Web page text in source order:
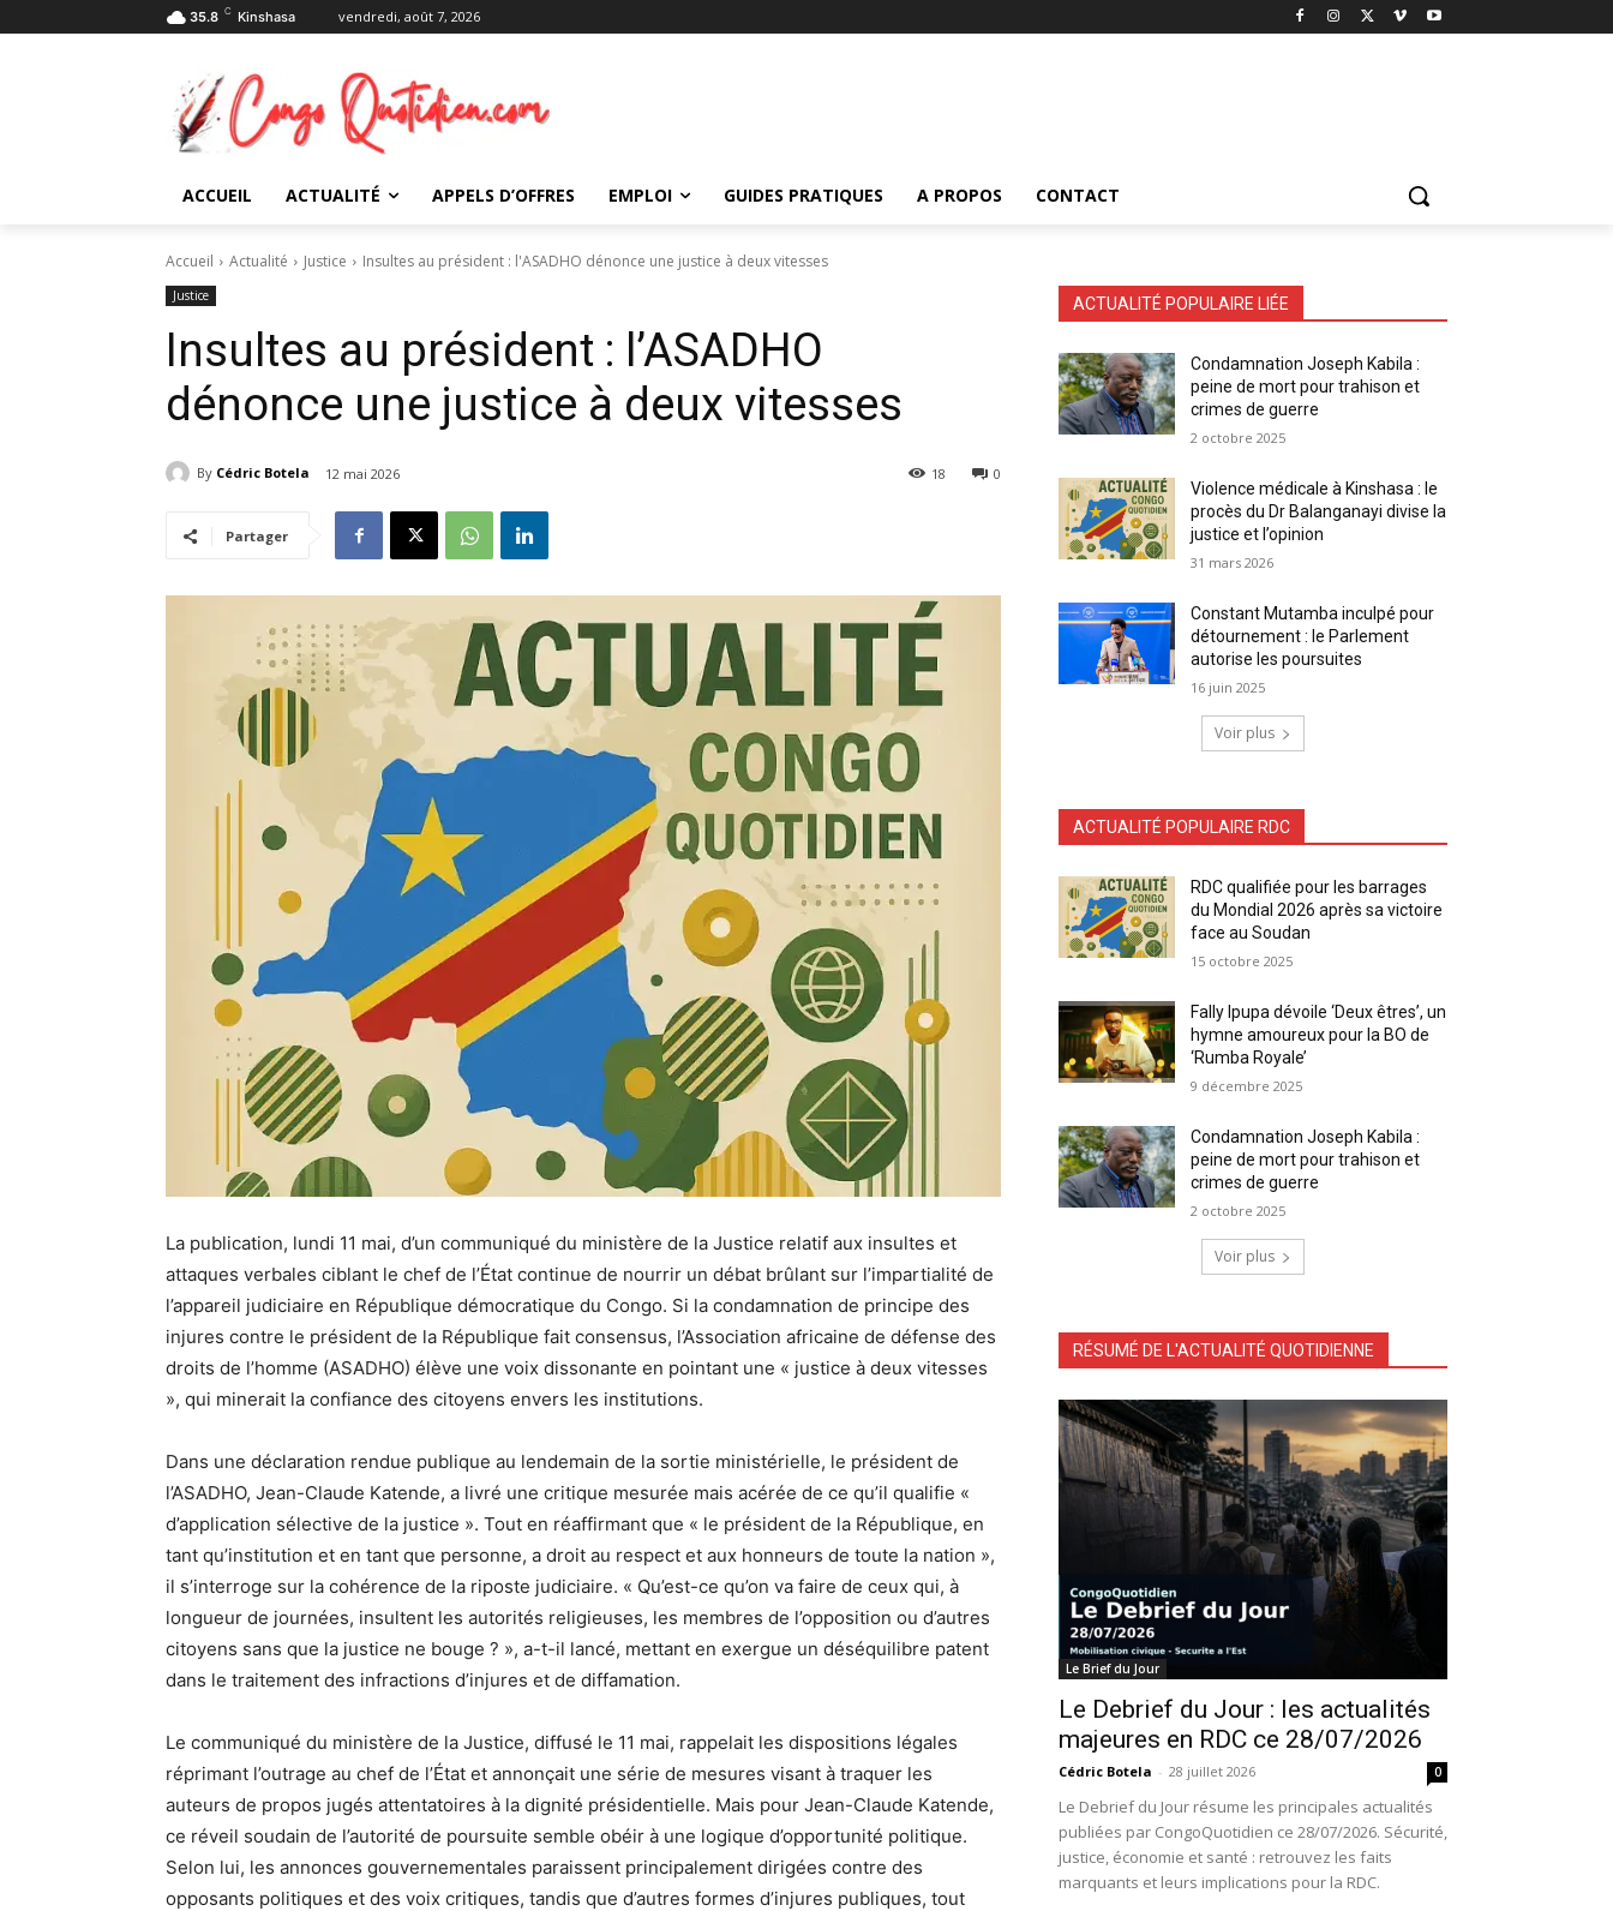
35.8 C Kinshasa vendredi, août 7, 2026
ACCUEIL ACTUALITÉ APPELS D’OFFRES EMPLOI GUIDES PRATIQUES A PROPOS CONTACT
Accueil Actualité Justice Insultes au président : l'ASADHO dénonce une justice à deux vitesses
Justice
Insultes au président : l’ASADHO
dénonce une justice à deux vitesses
By Cédric Botela 12 mai 2026 0
18
Partager
La publication, lundi 11 mai, d’un communiqué du ministère de la Justice relatif aux insultes et
attaques verbales ciblant le chef de l’État continue de nourrir un débat brûlant sur l’impartialité de
l’appareil judiciaire en République démocratique du Congo. Si la condamnation de principe des
injures contre le président de la République fait consensus, l’Association africaine de défense des
droits de l’homme (ASADHO) élève une voix dissonante en pointant une « justice à deux vitesses
», qui minerait la confiance des citoyens envers les institutions.
Dans une déclaration rendue publique au lendemain de la sortie ministérielle, le président de
l’ASADHO, Jean-Claude Katende, a livré une critique mesurée mais acérée de ce qu’il qualifie «
d’application sélective de la justice ». Tout en réaffirmant que « le président de la République, en
tant qu’institution et en tant que personne, a droit au respect et aux honneurs de toute la nation »,
il s’interroge sur la cohérence de la riposte judiciaire. « Qu’est-ce qu’on va faire de ceux qui, à
longueur de journées, insultent les autorités religieuses, les membres de l’opposition ou d’autres
citoyens sans que la justice ne bouge ? », a-t-il lancé, mettant en exergue un déséquilibre patent
dans le traitement des infractions d’injures et de diffamation.
Le communiqué du ministère de la Justice, diffusé le 11 mai, rappelait les dispositions légales
réprimant l’outrage au chef de l’État et annonçait une série de mesures visant à traquer les
auteurs de propos jugés attentatoires à la dignité présidentielle. Mais pour Jean-Claude Katende,
ce réveil soudain de l’autorité de poursuite semble obéir à une logique d’opportunité politique.
Selon lui, les annonces gouvernementales paraissent principalement dirigées contre des
opposants politiques et des voix critiques, tandis que d’autres formes d’injures publiques, tout
ACTUALITÉ POPULAIRE LIÉE
Condamnation Joseph Kabila :
peine de mort pour trahison et
crimes de guerre
2 octobre 2025
Violence médicale à Kinshasa : le
procès du Dr Balanganayi divise la
justice et l’opinion
31 mars 2026
Constant Mutamba inculpé pour
détournement : le Parlement
autorise les poursuites
16 juin 2025
Voir plus
ACTUALITÉ POPULAIRE RDC
RDC qualifiée pour les barrages
du Mondial 2026 après sa victoire
face au Soudan
15 octobre 2025
Fally Ipupa dévoile ‘Deux êtres’, un
hymne amoureux pour la BO de
‘Rumba Royale’
9 décembre 2025
Condamnation Joseph Kabila :
peine de mort pour trahison et
crimes de guerre
2 octobre 2025
Voir plus
RÉSUMÉ DE L'ACTUALITÉ QUOTIDIENNE
Le Brief du Jour
Le Debrief du Jour : les actualités
majeures en RDC ce 28/07/2026
Cédric Botela - 28 juillet 2026 0
Le Debrief du Jour résume les principales actualités
publiées par CongoQuotidien ce 28/07/2026. Sécurité,
justice, économie et santé : retrouvez les faits
marquants et leurs implications pour la RDC.